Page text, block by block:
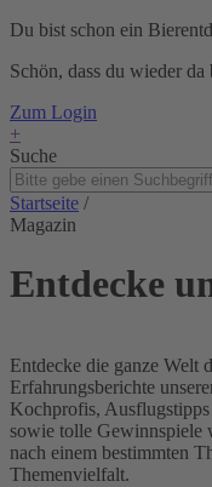
Du bist schon ein
Schön, dass du wieder da
Zum Login
+
Suche
Startseite /
Magazin
Entdecke
Entdecke die ganze Welt
Erfahrungsberichte
Kochprofis,
sowie tolle Gewinnspiele
nach einem bestimmten
Themenvielfalt.